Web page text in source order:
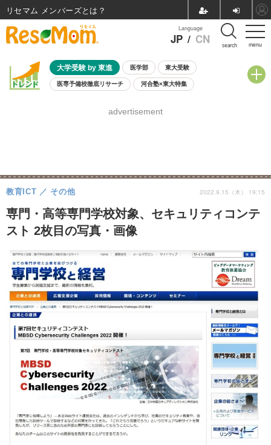
menu
Language
JP / CN search
大学受験 by 東進 医学部 東大受験
医専予備校徹底リサーチ 河合塾×東大特集
8月開催学校説明会・相談会
advertisement
専門・高等専門学校対象、セキュリティコンテ
スト 2枚目の写真・画像
教育ICT その他 2022.9.15（木） 19:15
リセマム メンバーズ